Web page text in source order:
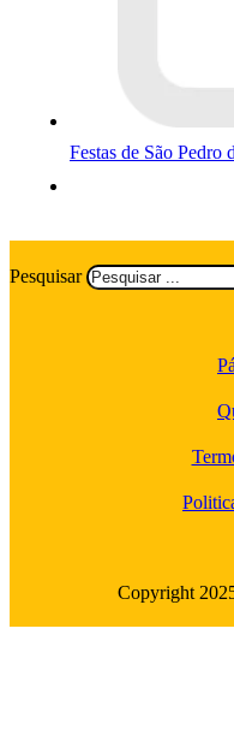
Festas de São Pedro
Pesquisar
Copyright